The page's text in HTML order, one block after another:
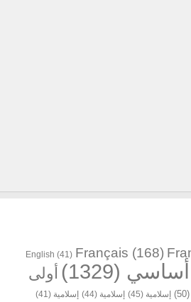
English (41) Français (168)
أساسي (1329)
أولى
(50) إسلامية (45) إسلامية (44) إسلامية (41)